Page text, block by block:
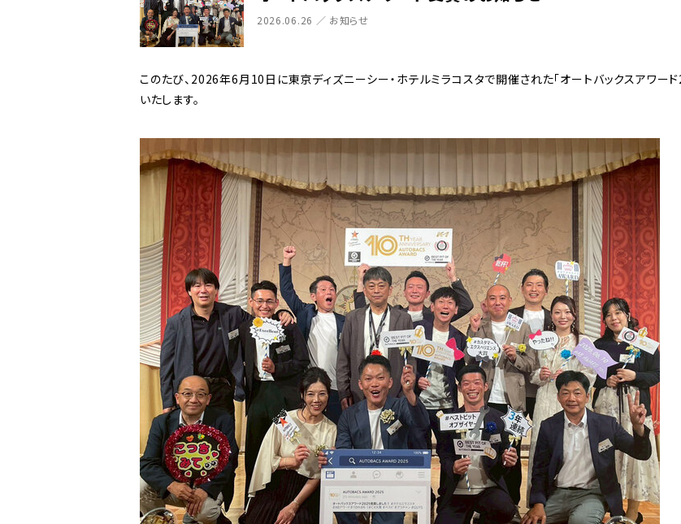
2026.06.26 ／ お知らせ
このたび、2026年6月10日に東京ディズニーシー・ホテルミラコスタで開催された「オートバックスアワー
いたします。